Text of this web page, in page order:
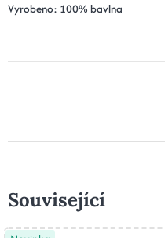
Vyrobeno: 100% bavlna
Související